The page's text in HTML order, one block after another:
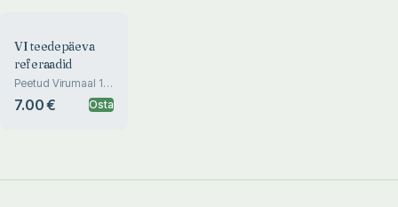
VI teedepäeva
referaadid
Peetud Virumaal 11.
ja 12. juulil 1936
7.00 € Osta